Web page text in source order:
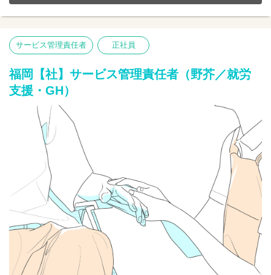
【仕事内容】サービス管理責任者業務全般
●個別支援計画書の作成
●生活支援、相談業務
●医療機関や行政など関係機関との連携
サービス管理責任者 正社員
福岡【社】サービス管理責任者（野芥／就労
支援・GH）